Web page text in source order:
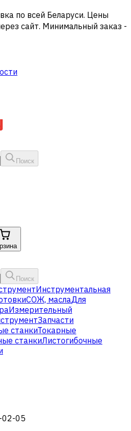
по всей Беларуси. Цены
сайт. Минимальный заказ -
Поиск
Поиск
Инструментальная
СОЖ, маслаДля
Измерительный
Запчасти
станкиТокарные
станкиЛистогибочные
02-05